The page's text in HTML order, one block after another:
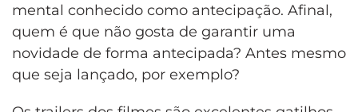
mental conhecido como antecipação. Afinal,
quem é que não gosta de garantir uma
novidade de forma antecipada? Antes mesmo
que seja lançado, por exemplo?